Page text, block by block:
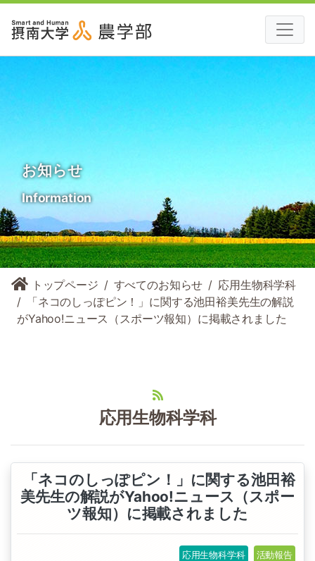
お知らせ
Information
トップページ すべてのお知らせ
応用生物科学科
「ネコのしっぽピン！」に関する池田裕美先生の解説
がYahoo!ニュース（スポーツ報知）に掲載されました
応用生物科学科
「ネコのしっぽピン！」に関する池田裕
美先生の解説がYahoo!ニュース（スポー
ツ報知）に掲載されました
応用生物科学科 活動報告